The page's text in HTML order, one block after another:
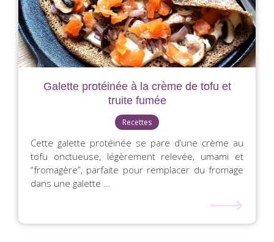
Galette protéinée à la crème de tofu et
truite fumée
Recettes
Cette galette protéinée se pare d’une crème au
tofu onctueuse, légèrement relevée, umami et
“fromagère”, parfaite pour remplacer du fromage
dans une galette ...
⟶